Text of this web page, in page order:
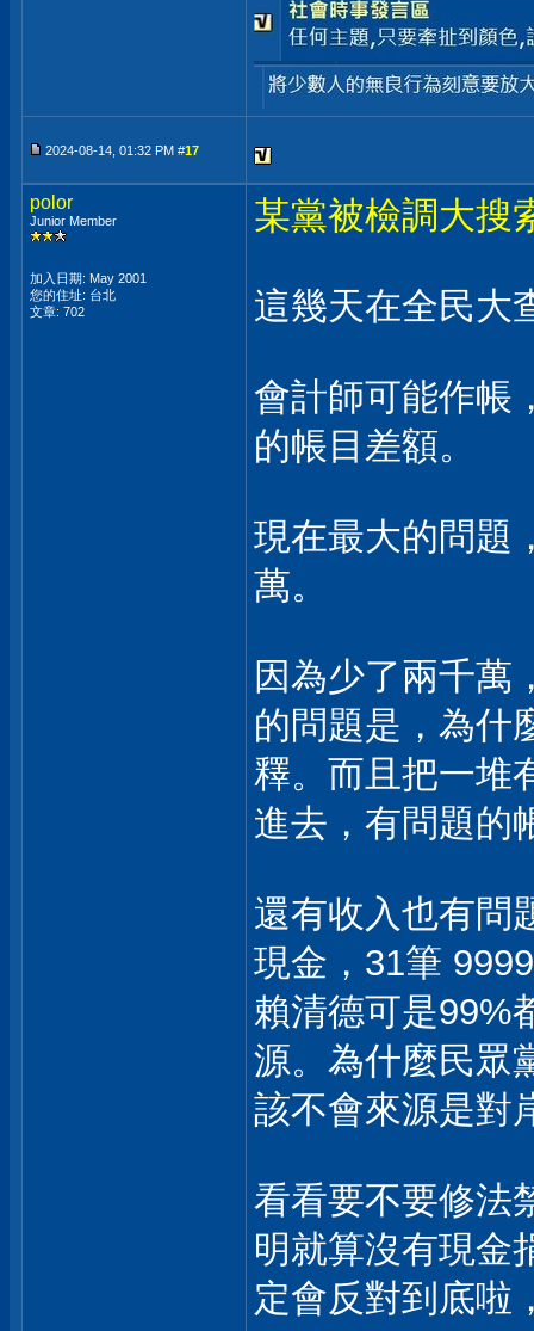
2024-08-14, 01:32 PM #17
polor
Junior Member
加入日期: May 2001
您的住址: 台北
文章: 702
某黨被檢調大搜
這幾天在全民大
會計師可能作帳
的帳目差額。
現在最大的問題
萬。
因為少了兩千萬
的問題是，為什
釋。而且把一堆
進去，有問題的
還有收入也有問
現金，31筆
賴清德可是99%
源。為什麼民眾
該不會來源是對
看看要不要修法
明就算沒有現金
定會反對到底啦